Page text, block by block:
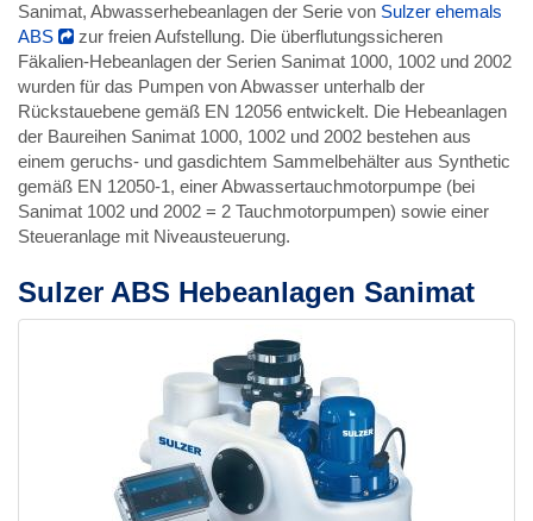
Sanimat, Abwasserhebeanlagen der Serie von Sulzer ehemals
ABS
zur freien Aufstellung. Die überflutungssicheren
Fäkalien-Hebeanlagen der Serien Sanimat 1000, 1002 und 2002
wurden für das Pumpen von Abwasser unterhalb der
Rückstauebene gemäß EN 12056 entwickelt. Die Hebeanlagen
der Baureihen Sanimat 1000, 1002 und 2002 bestehen aus
einem geruchs- und gasdichtem Sammelbehälter aus Synthetic
gemäß EN 12050-1, einer Abwassertauchmotorpumpe (bei
Sanimat 1002 und 2002 = 2 Tauchmotorpumpen) sowie einer
Steueranlage mit Niveausteuerung.
Sulzer ABS Hebeanlagen Sanimat